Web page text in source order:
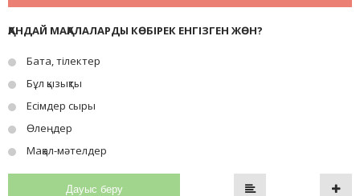
ҚАНДАЙ МАҚАЛАЛАРДЫ КӨБІРЕК ЕНГІЗГЕН ЖӨН?
Бата, тілектер
Бұл қызықты
Есімдер сыры
Өлеңдер
Мақал-мәтелдер
Дауыс беру